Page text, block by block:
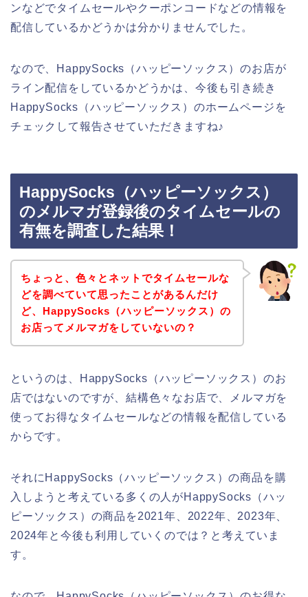
ンなどでタイムセールやクーポンコードなどの情報を
配信しているかどうかは分かりませんでした。
なので、HappySocks（ハッピーソックス）のお店が
ライン配信をしているかどうかは、今後も引き続き
HappySocks（ハッピーソックス）のホームページを
チェックして報告させていただきますね♪
HappySocks（ハッピーソックス）
のメルマガ登録後のタイムセールの
有無を調査した結果！
ちょっと、色々とネットでタイムセールな
どを調べていて思ったことがあるんだけ
ど、HappySocks（ハッピーソックス）の
お店ってメルマガをしていないの？
というのは、HappySocks（ハッピーソックス）のお
店ではないのですが、結構色々なお店で、メルマガを
使ってお得なタイムセールなどの情報を配信している
からです。
それにHappySocks（ハッピーソックス）の商品を購
入しようと考えている多くの人がHappySocks（ハッ
ピーソックス）の商品を2021年、2022年、2023年、
2024年と今後も利用していくのでは？と考えていま
す。